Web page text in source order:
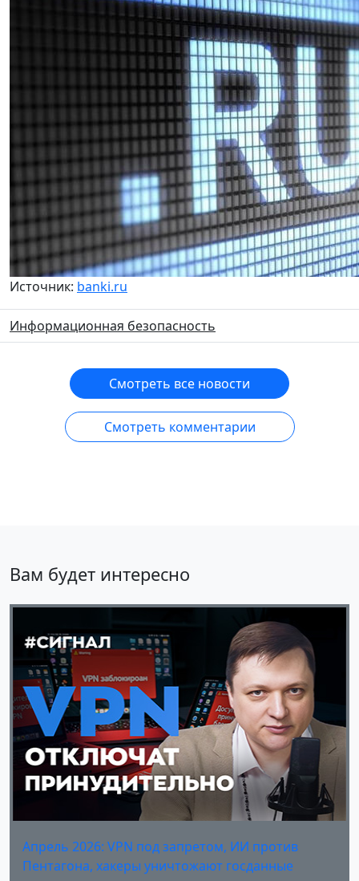
Источник: banki.ru
Информационная безопасность
Смотреть все новости
Смотреть комментарии
Вам будет интересно
Апрель 2026: VPN под запретом, ИИ против
Пентагона, хакеры уничтожают госданные